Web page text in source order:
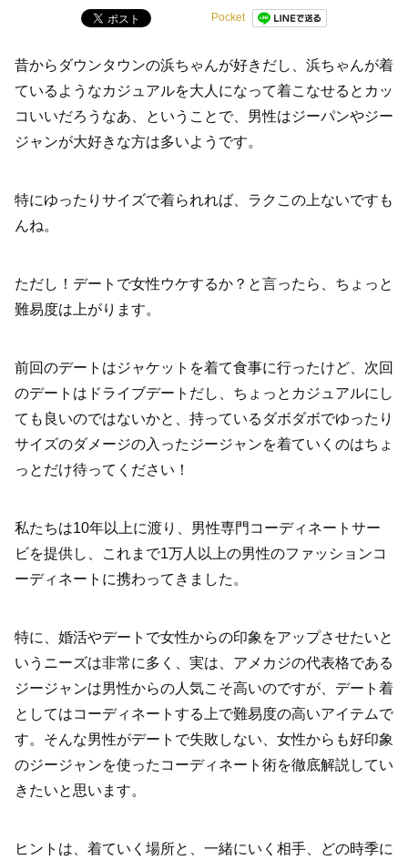
Pocket
昔からダウンタウンの浜ちゃんが好きだし、浜ちゃんが着
ているようなカジュアルを大人になって着こなせるとカッ
コいいだろうなあ、ということで、男性はジーパンやジー
ジャンが大好きな方は多いようです。
特にゆったりサイズで着られれば、ラクこの上ないですも
んね。
ただし！デートで女性ウケするか？と言ったら、ちょっと
難易度は上がります。
前回のデートはジャケットを着て食事に行ったけど、次回
のデートはドライブデートだし、ちょっとカジュアルにし
ても良いのではないかと、持っているダボダボでゆったり
サイズのダメージの入ったジージャンを着ていくのはちょ
っとだけ待ってください！
私たちは10年以上に渡り、男性専門コーディネートサー
ビを提供し、これまで1万人以上の男性のファッションコ
ーディネートに携わってきました。
特に、婚活やデートで女性からの印象をアップさせたいと
いうニーズは非常に多く、実は、アメカジの代表格である
ジージャンは男性からの人気こそ高いのですが、デート着
としてはコーディネートする上で難易度の高いアイテムで
す。そんな男性がデートで失敗しない、女性からも好印象
のジージャンを使ったコーディネート術を徹底解説してい
きたいと思います。
ヒントは、着ていく場所と、一緒にいく相手、どの時季に